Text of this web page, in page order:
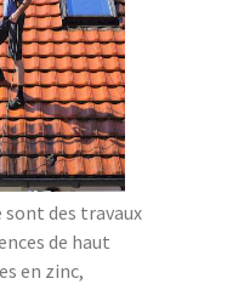
des travaux
de haut
en zinc,